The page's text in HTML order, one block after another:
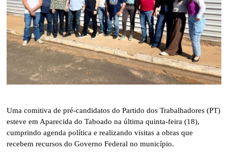
Uma comitiva de pré-candidatos do Partido dos Trabalhadores (PT)
esteve em Aparecida do Taboado na última quinta-feira (18),
cumprindo agenda política e realizando visitas a obras que
recebem recursos do Governo Federal no município.